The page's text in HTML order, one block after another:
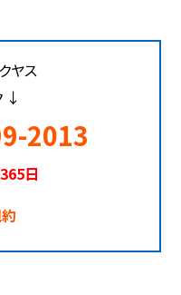
ヤス
↓
2013
日